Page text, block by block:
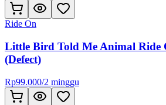
Ride On
Little Bird Told Me Animal Ride
(Defect)
Rp99.000/2 minggu